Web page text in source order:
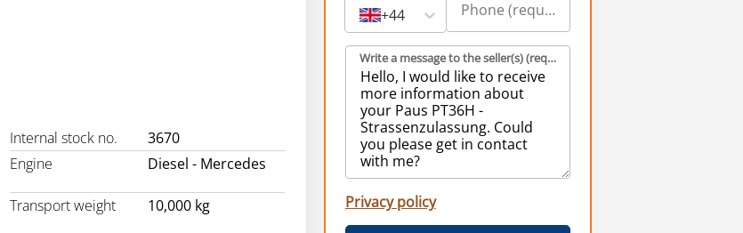
Internal stock no.
3670
Engine Diesel - Mercedes
Transport weight 10,000 kg
+44
Write a message to the seller(s) (required)
Privacy policy